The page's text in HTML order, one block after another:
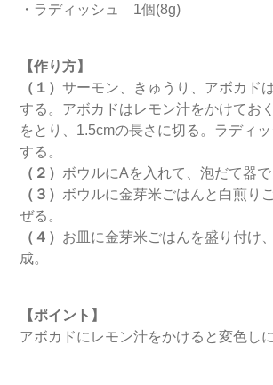
・ラディッシュ 1個(8g)
【作り方】
（１）サーモン、きゅうり、アボカド
する。アボカドはレモン汁をかけてお
をとり、1.5cmの長さに切る。ラディ
する。
（２） ボウルにAを入れて、泡だて器で
（３） ボウルに金芽米ごはんと白煎り
ぜる。
（４） お皿に金芽米ごはんを盛り付け
成。
【ポイント】
アボカドにレモン汁をかけると変色し